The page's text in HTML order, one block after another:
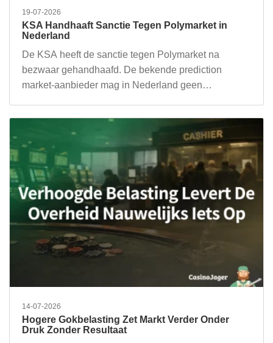
19-07-2026
KSA Handhaaft Sanctie Tegen Polymarket in
Nederland
De KSA heeft de sanctie tegen Polymarket na
bezwaar gehandhaafd. De bekende prediction
market-aanbieder mag in Nederland geen…
14-07-2026
Hogere Gokbelasting Zet Markt Verder Onder
Druk Zonder Resultaat